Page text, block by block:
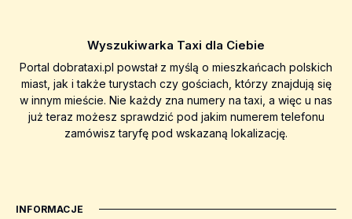
Wyszukiwarka Taxi dla Ciebie
Portal dobrataxi.pl powstał z myślą o mieszkańcach polskich
miast, jak i także turystach czy gościach, którzy znajdują się
w innym mieście. Nie każdy zna numery na taxi, a więc u nas
już teraz możesz sprawdzić pod jakim numerem telefonu
zamówisz taryfę pod wskazaną lokalizację.
INFORMACJE